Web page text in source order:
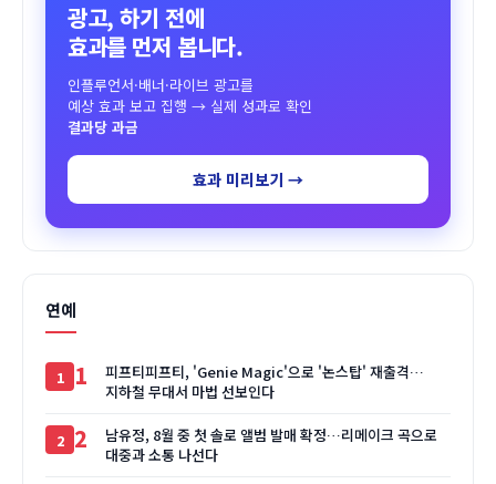
광고, 하기 전에
효과를 먼저 봅니다.
인플루언서·배너·라이브 광고를
예상 효과 보고 집행 → 실제 성과로 확인
결과당 과금
효과 미리보기 →
연예
1
피프티피프티, 'Genie Magic'으로 '논스탑' 재출격…
지하철 무대서 마법 선보인다
2
남유정, 8월 중 첫 솔로 앨범 발매 확정…리메이크 곡으로
대중과 소통 나선다